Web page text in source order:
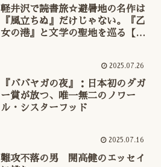
軽井沢で読書旅☆避暑地の名作は
『風立ちぬ』だけじゃない。『乙
女の港』と文学の聖地を巡る【テ
2025.07.26
『ババヤガの夜』：日本初のダガ
ー賞が放つ、唯一無二のノワー
ル・シスターフッド
2025.07.16
難攻不落の男 開高健のエッセイ